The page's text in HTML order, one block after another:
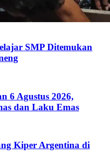
SMP Ditemukan
6 Agustus 2026,
dan Laku Emas
Kiper Argentina di